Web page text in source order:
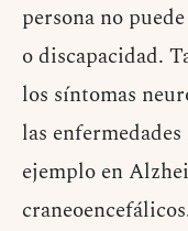
persona no
o discapacidad.
los síntomas
las
ejemplo en